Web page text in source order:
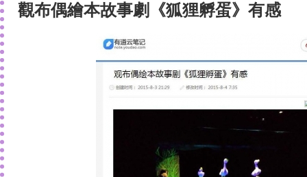
觀布偶繪本故事劇《狐狸孵蛋》有感